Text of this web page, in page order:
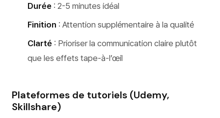
Durée : 2-5 minutes idéal
Finition : Attention supplémentaire à la qualité
Clarté : Prioriser la communication claire plutôt
que les effets tape-à-l’œil
Plateformes de tutoriels (Udemy,
Skillshare)